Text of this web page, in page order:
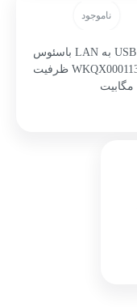
ناموجود
مبدل USB به LAN باسئوس
مدل WKQX000113 ظرفیت